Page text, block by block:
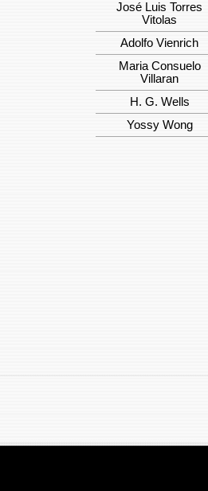
José Luis Torres
Vitolas
Adolfo Vienrich
Maria Consuelo
Villaran
H. G. Wells
Yossy Wong